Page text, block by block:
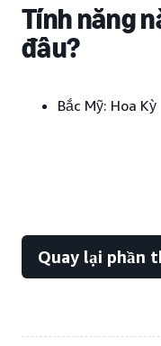
Tính năng
đâu?
Bắc Mỹ: Hoa Kỳ
Quay lại phần